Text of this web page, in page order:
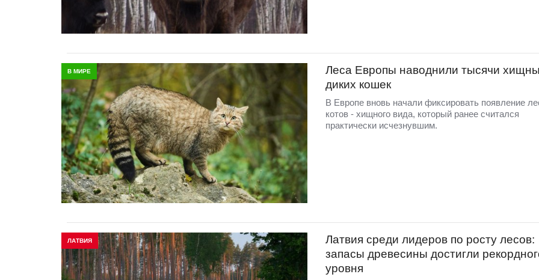
В МИРЕ
Леса Европы наводнили тысячи
диких кошек
В Европе вновь начали фиксировать появление
котов - хищного вида, который ранее считался
практически исчезнувшим.
ЛАТВИЯ
Латвия среди лидеров по росту лесов:
запасы древесины достигли
уровня